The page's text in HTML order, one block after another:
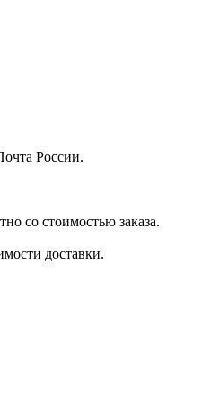
России.
со стоимостью заказа.
доставки.